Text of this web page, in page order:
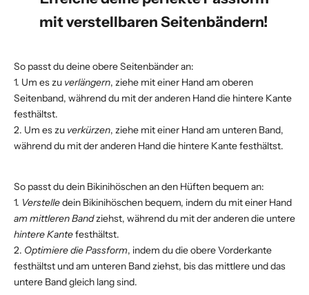
mit verstellbaren Seitenbändern!
So passt du deine obere Seitenbänder an:
1. Um es zu verlängern, ziehe mit einer Hand am oberen
Seitenband, während du mit der anderen Hand die hintere Kante
festhältst.
2. Um es zu verkürzen, ziehe mit einer Hand am unteren Band,
während du mit der anderen Hand die hintere Kante festhältst.
So passt du dein Bikinihöschen an den Hüften bequem an:
1. Verstelledein Bikinihöschen bequem, indem du mit einer Hand
am mittleren Bandziehst, während du mit der anderen die untere
hintere Kantefesthältst.
2. Optimiere die Passform, indem du die obere Vorderkante
festhältst und am unteren Band ziehst, bis das mittlere und das
untere Band gleich lang sind.